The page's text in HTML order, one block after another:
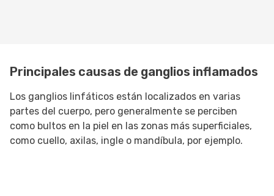
Principales causas de ganglios inflamados
Los ganglios linfáticos están localizados en varias
partes del cuerpo, pero generalmente se perciben
como bultos en la piel en las zonas más superficiales,
como cuello, axilas, ingle o mandíbula, por ejemplo.